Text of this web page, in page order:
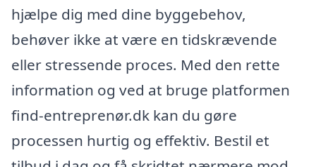
hjælpe dig med dine byggebehov,
behøver ikke at være en tidskrævende
eller stressende proces. Med den rette
information og ved at bruge platformen
find-entreprenør.dk kan du gøre
processen hurtig og effektiv. Bestil et